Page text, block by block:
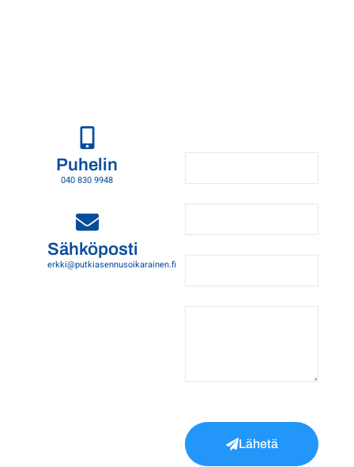
Puhelin
040 830 9948
Sähköposti
erkki@putkiasennusoikarainen.fi
Lähetä